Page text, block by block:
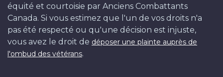
équité et courtoisie par Anciens Combattants
Canada. Si vous estimez que l'un de vos droits n'a
pas été respecté ou qu'une décision est injuste,
vous avez le droit de déposer une plainte auprès de
l'ombud des vétérans.